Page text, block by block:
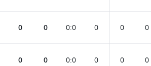
0 0 0:0 0 0 0
0 0 0:0 0 0 0